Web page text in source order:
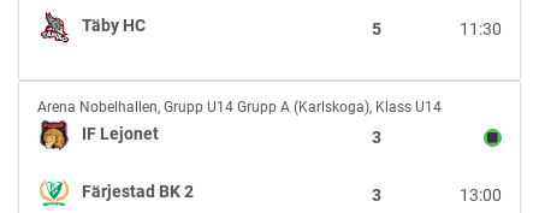
Täby
HC
Täby HC 11:30
5
IF
Lejonet
vs
Färjestad
BK
Arena Nobelhallen, Grupp U14 Grupp A (Karlskoga), Klass U14
IF Lejonet 3
Färjestad BK 2 13:00
3